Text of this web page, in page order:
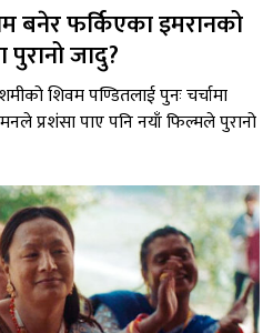
बनेर फर्किएका इमरानको
पुरानो जादु?
शिवम पण्डितलाई पुनः चर्चामा
प्रशंसा पाए पनि नयाँ फिल्मले पुरानो